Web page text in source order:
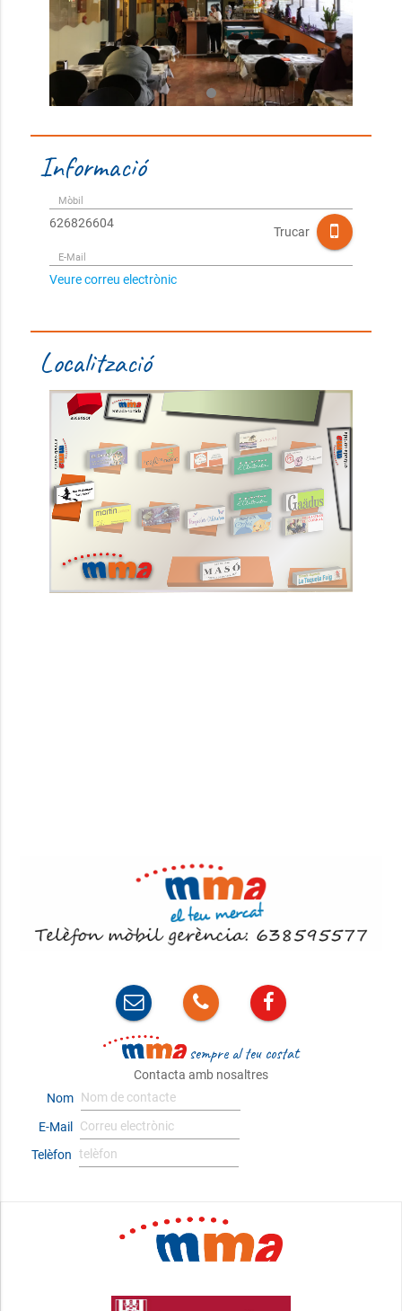
Informació
Mòbil
626826604
Trucar
E-Mail
Veure correu electrònic
Localització
sempre al teu costat
Contacta amb nosaltres
Nom
E-Mail
Telèfon